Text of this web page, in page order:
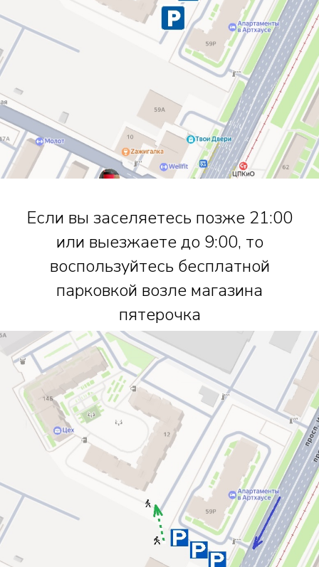
Если вы заселяетесь позже 21:00
или выезжаете до 9:00, то
воспользуйтесь бесплатной
парковкой возле магазина
пятерочка